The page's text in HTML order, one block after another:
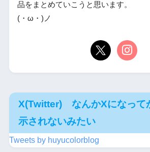
品をまとめていこうと思います。
(・ω・)ノ
X(Twitter) なんかXになって
示されないみたい
Tweets by huyucolorblog